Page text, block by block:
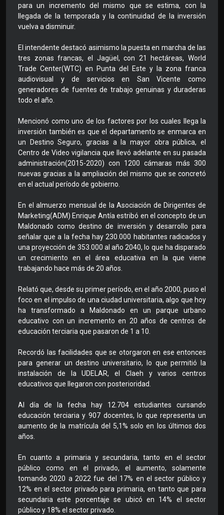
para un incremento del mismo que se estima, con la
llegada de la temporada y la continuidad de la inversión
vuelva a disminuir.
El intendente destacó asimismo la puesta en marcha de las
tres zonas francas, el Jagüel, con 21 hectáreas, World
Trade Center(WTC) en Punta del Este y la zona franca
audiovisual y de servicios en San Vicente como
generadores de fuentes de trabajo genuinas y duraderas
todo el año.
Mencionó como uno de los factores por los cuales llega la
inversión también es que el departamento se enmarca en
un Destino Seguro, gracias a la mayor obra pública, el
Centro de Video vigilancia que llevó adelante en su pasada
administración(2015-2020) con 1200 cámaras más 300
nuevas gracias a la ampliación del mismo que se concretó
en el actual período de gobierno.
En el almuerzo mensual de la Asociación de Dirigentes de
Marketing(ADM) Enrique Antía estribó en el concepto de un
Maldonado como destino de inversión y desarrollo para
señalar que a la fecha hay 230.000 habitantes radicados y
una proyección de 353.000 al año 2040, lo que ha disparado
un crecimiento en el área educativa en la que viene
trabajando hace más de 20 años.
Relató que, desde su primer período, en el año 2000, puso el
foco en el impulso de una ciudad universitaria, algo que hoy
ha transformado a Maldonado en un parque urbano
educativo con un incremento en 20 años de centros de
educación terciaria que pasaron de 1 a 10.
Recordó las facilidades que se otorgaron en ese entonces
para generar un destino universitario, lo que permitió la
instalación de la UDELAR, el Claeh y varios centros
educativos que llegaron con posterioridad.
Al día de la fecha hay 12.704 estudiantes cursando
educación terciaria y 907 docentes, lo que representa un
aumento de la matrícula del 5,1% solo en los últimos dos
años.
En cuanto a primaria y secundaria, tanto en el sector
público como en el privado, el aumento, solamente
tomando 2020 a 2022 fue del 17% en el sector público y
12% en el sector privado para primaria, en tanto que para
secundaria este porcentaje se ubicó en 14% el sector
público y 18% el sector privado.